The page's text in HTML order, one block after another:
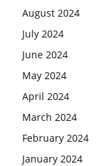
August 2024
July 2024
June 2024
May 2024
April 2024
March 2024
February 2024
January 2024